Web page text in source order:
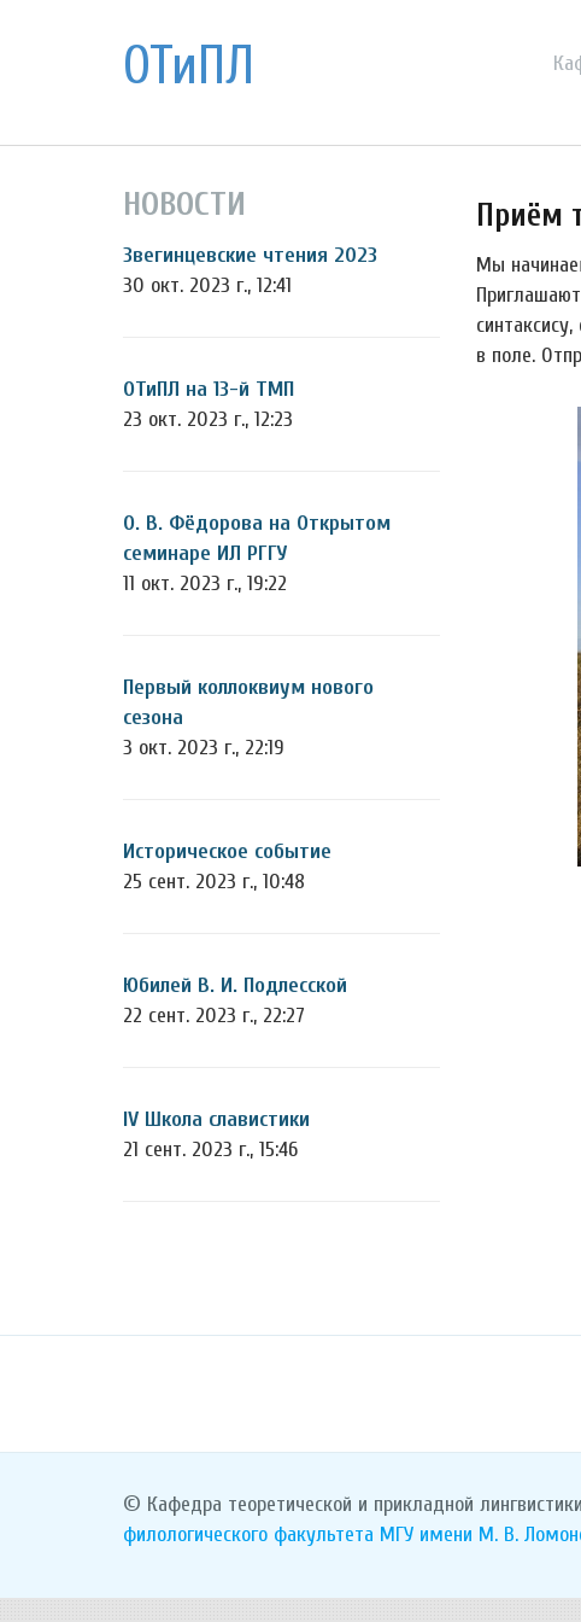
ОТиПЛ
НОВОСТИ
Звегинцевские чтения 2023
30 окт. 2023 г., 12:41
ОТиПЛ на 13-й ТМП
23 окт. 2023 г., 12:23
О. В. Фёдорова на Открытом
семинаре ИЛ РГГУ
11 окт. 2023 г., 19:22
Первый коллоквиум нового
сезона
3 окт. 2023 г., 22:19
Историческое событие
25 сент. 2023 г., 10:48
Юбилей В. И. Подлесской
22 сент. 2023 г., 22:27
IV Школа славистики
21 сент. 2023 г., 15:46
Приём
Мы
в поле.
© Кафедра теоретической и прикладной лингвистики
филологического факультета МГУ имени М. В.